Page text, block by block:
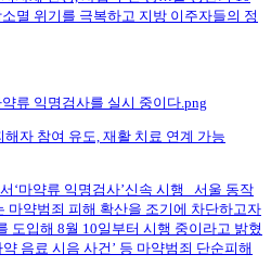
멸 위기를 극복하고 지방 이주자들의 정
자 참여 유도, 재활 치료 연계 가능
‘마약류 익명검사’신속 시행 서울 동작
마약범죄 피해 확산을 조기에 차단하고자
도입해 8월 10일부터 시행 중이라고 밝혔
음료 시음 사건’ 등 마약범죄 단순피해